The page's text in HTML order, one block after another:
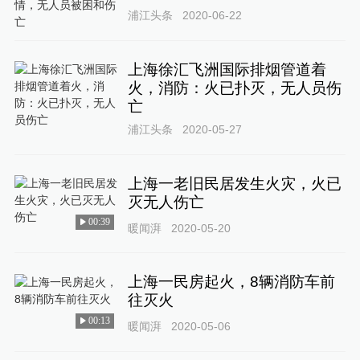
浦江头条 2020-06-22
上海徐汇飞洲国际排烟管道着
火，消防：火已扑灭，无人员伤
亡
浦江头条 2020-05-27
00:39
上海一老旧民居发生火灾，火已
灭无人伤亡
暖闻湃 2020-05-20
00:13
上海一民房起火，8辆消防车前
往灭火
暖闻湃 2020-05-06